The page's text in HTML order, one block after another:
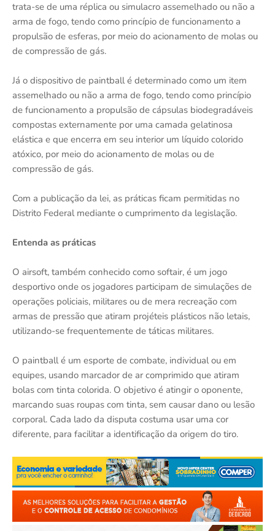
trata-se de uma réplica ou simulacro assemelhado ou não a
arma de fogo, tendo como princípio de funcionamento a
propulsão de esferas, por meio do acionamento de molas ou
de compressão de gás.
Já o dispositivo de paintball é determinado como um item
assemelhado ou não a arma de fogo, tendo como princípio
de funcionamento a propulsão de cápsulas biodegradáveis
compostas externamente por uma camada gelatinosa
elástica e que encerra em seu interior um líquido colorido
atóxico, por meio do acionamento de molas ou de
compressão de gás.
Com a publicação da lei, as práticas ficam permitidas no
Distrito Federal mediante o cumprimento da legislação.
Entenda as práticas
O airsoft, também conhecido como softair, é um jogo
desportivo onde os jogadores participam de simulações de
operações policiais, militares ou de mera recreação com
armas de pressão que atiram projéteis plásticos não letais,
utilizando-se frequentemente de táticas militares.
O paintball é um esporte de combate, individual ou em
equipes, usando marcador de ar comprimido que atiram
bolas com tinta colorida. O objetivo é atingir o oponente,
marcando suas roupas com tinta, sem causar dano ou lesão
corporal. Cada lado da disputa costuma usar uma cor
diferente, para facilitar a identificação da origem do tiro.